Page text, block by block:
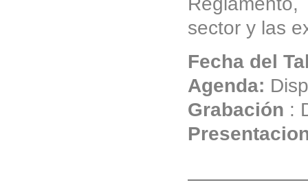
sector y las
Fecha del
Agenda:
Grabación :